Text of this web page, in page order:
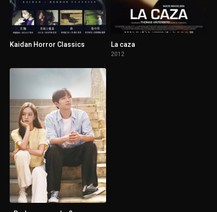
Kaidan Horror Classics La caza
2012